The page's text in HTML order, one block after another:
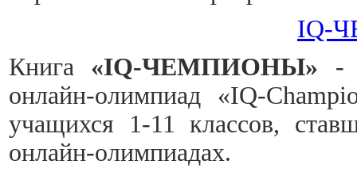
IQ-
Книга «IQ-ЧЕМПИОНЫ» -
онлайн-олимпиад «IQ-
учащихся 1-11 классов,
онлайн-олимпиадах.